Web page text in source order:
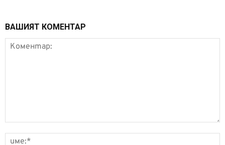
ВАШИЯТ КОМЕНТАР